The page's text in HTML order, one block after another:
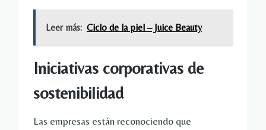
Leer más: Ciclo de la piel – Juice Beauty
Iniciativas corporativas de
sostenibilidad
Las empresas están reconociendo que